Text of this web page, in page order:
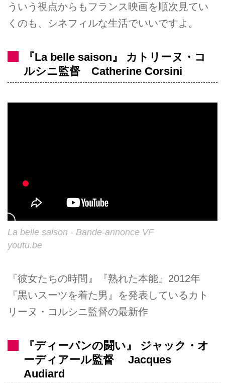
ういう視点からもフランス映画を順次見てい
くのも、シネフィルな生活でいいですよ。
『La belle saison』 カトリーヌ・コ
ルシニ監督 Catherine Corsini
La belle saison - Bande-annonce VF
youtu.be
『彼女たちの時間』『熟れた本能』2012年
『黒いスーツを着た男』を発表しているカト
リーヌ・コルシニ監督の最新作
『ディーパンの闘い』 ジャック・オ
ーディアール監督 Jacques
Audiard